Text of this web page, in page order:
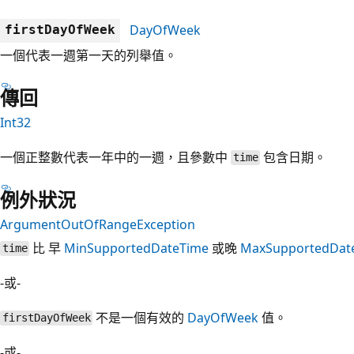
firstDayOfWeek
DayOfWeek
一個代表一週第一天的列舉值。
傳回
Int32
一個正整數代表一年中的一週，且參數中 time 包含日期。
例外狀況
ArgumentOutOfRangeException
time 比 早 MinSupportedDateTime 或晚
-或-
firstDayOfWeek 不是一個有效的 DayOfWeek值。